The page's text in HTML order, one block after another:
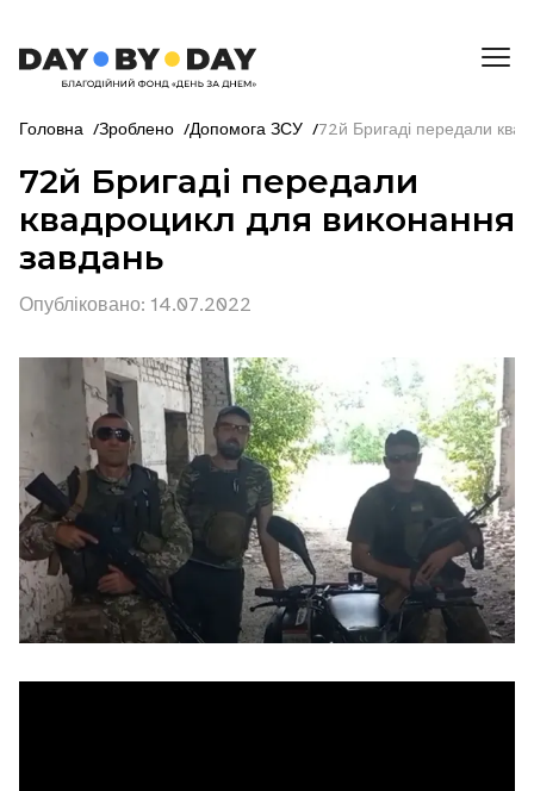
Головна /Зроблено /Допомога ЗСУ /72й Бригаді передали
72й Бригаді передали
квадроцикл для виконання
завдань
Опубліковано: 14.07.2022